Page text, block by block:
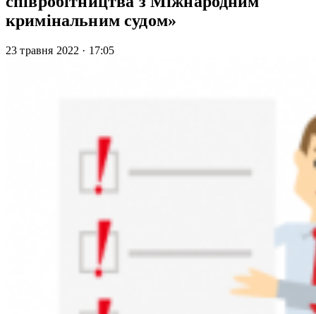
кримінальним судом»
23 травня 2022 · 17:05